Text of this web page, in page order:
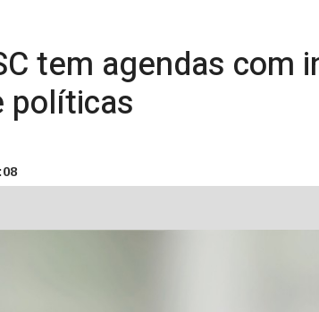
tem agendas com
políticas